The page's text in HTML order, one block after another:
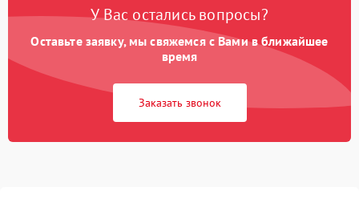
У Вас остались вопросы?
Оставьте заявку, мы свяжемся с Вами в ближайшее
время
Заказать звонок